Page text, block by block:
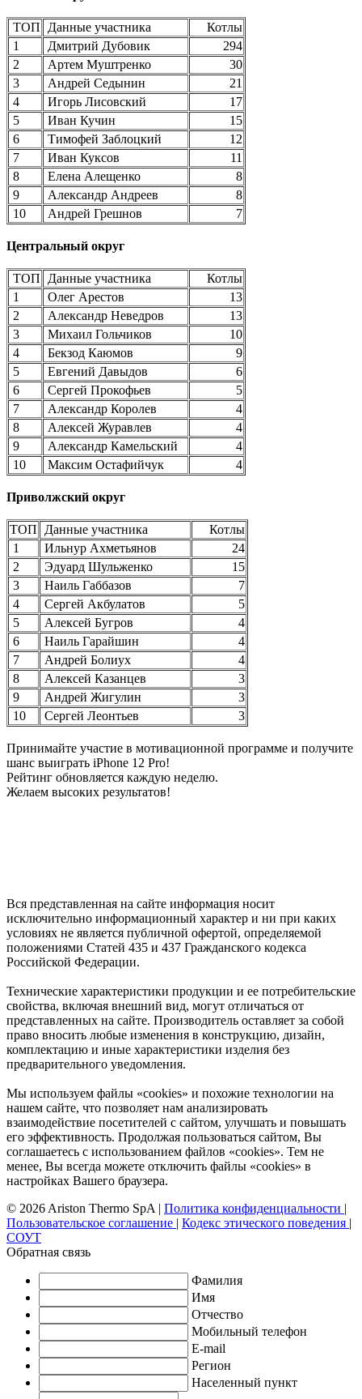
ТОП Данные участника
Котлы
1
Дмитрий Дубовик
294
2
Артем Муштренко
30
3
Андрей Седынин
21
4
Игорь Лисовский
17
5
Иван Кучин
15
6
Тимофей Заблоцкий
12
7
Иван Куксов
11
8
Елена Алещенко
8
9
Александр Андреев
8
10
Андрей Грешнов 7
Центральный округ
ТОП Данные участника
Котлы
1
Олег Арестов
13
2
Александр Неведров
13
3
Михаил Гольчиков
10
4
Бекзод Каюмов
9
5
Евгений Давыдов
6
6
Сергей Прокофьев
5
7
Александр Королев
4
8
Алексей Журавлев
4
9
Александр Камельский
4
10
Максим Остафийчук 4
Приволжский округ
ТОП Данные участника
Котлы
1
Ильнур Ахметьянов
24
2
Эдуард Шульженко
15
3
Наиль Габбазов
7
4
Сергей Акбулатов
5
5
Алексей Бугров
4
6
Наиль Гарайшин
4
7
Андрей Болиух
4
8
Алексей Казанцев
3
9
Андрей Жигулин
3
10
Сергей Леонтьев 3
Принимайте участие в мотивационной программе и получите
шанс выиграть iPhone 12 Pro!
Рейтинг обновляется каждую неделю.
Желаем высоких результатов!
Вся представленная на сайте информация носит
исключительно информационный характер и ни при каких
условиях не является публичной офертой, определяемой
положениями Статей 435 и 437 Гражданского кодекса
Российской Федерации.
Технические характеристики продукции и ее потребительские
свойства, включая внешний вид, могут отличаться от
представленных на сайте. Производитель оставляет за собой
право вносить любые изменения в конструкцию, дизайн,
комплектацию и иные характеристики изделия без
предварительного уведомления.
Мы используем файлы «cookies» и похожие технологии на
нашем сайте, что позволяет нам анализировать
взаимодействие посетителей с сайтом, улучшать и повышать
его эффективность. Продолжая пользоваться сайтом, Вы
соглашаетесь с использованием файлов «cookies». Тем не
менее, Вы всегда можете отключить файлы «cookies» в
настройках Вашего браузера.
© 2026 Ariston Thermo SpA | Политика конфиденциальности |
Пользовательское соглашение | Кодекс этического поведения |
СОУТ
Обратная связь
Фамилия
Имя
Отчество
Мобильный телефон
E-mail
Регион
Населенный пункт